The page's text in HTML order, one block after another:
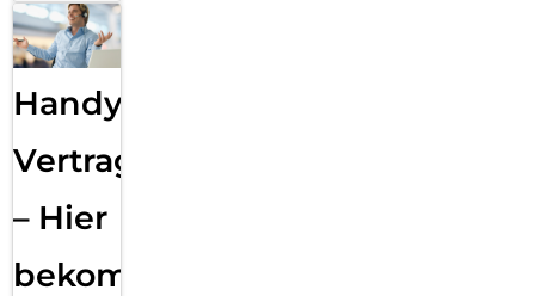
Handy
Vertragsabwicklung
– Hier
bekommst